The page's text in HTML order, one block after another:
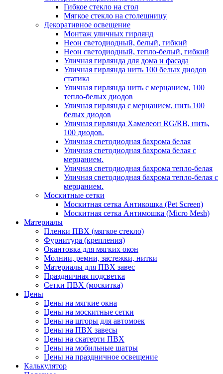
Гибкое стекло на стол
Мягкое стекло на столешницу
Декоративное освещение
Монтаж уличных гирлянд
Неон светодиодный, белый, гибкий
Неон светодиодный, тепло-белый, гибкий
Уличная гирлянда для дома и фасада
Уличная гирлянда нить 100 белых диодов
статика
Уличная гирлянда нить с мерцанием, 100
тепло-белых диодов
Уличная гирлянда с мерцанием, нить 100
белых диодов
Уличная гирлянда Хамелеон RG/RB, нить,
100 диодов.
Уличная светодиодная бахрома белая
Уличная светодиодная бахрома белая с
мерцанием.
Уличная светодиодная бахрома тепло-белая
Уличная светодиодная бахрома тепло-белая с
мерцанием.
Москитные сетки
Москитная сетка Антикошка (Pet Screen)
Москитная сетка Антимошка (Micro Mesh)
Материалы
Пленки ПВХ (мягкое стекло)
Фурнитура (крепления)
Окантовка для мягких окон
Молнии, ремни, застежки, нитки
Материалы для ПВХ завес
Праздничная подсветка
Сетки ПВХ (москитка)
Цены
Цены на мягкие окна
Цены на москитные сетки
Цены на шторы для автомоек
Цены на ПВХ завесы
Цены на скатерти ПВХ
Цены на мобильные шатры
Цены на праздничное освещение
Калькулятор